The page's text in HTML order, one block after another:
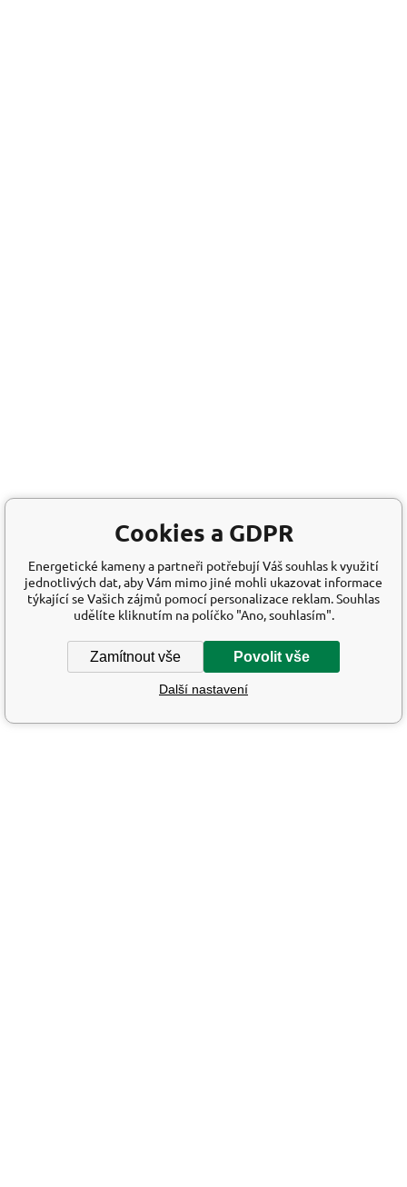
Cookies a GDPR
Energetické kameny a partneři potřebují Váš souhlas k využití
jednotlivých dat, aby Vám mimo jiné mohli ukazovat informace
týkající se Vašich zájmů pomocí personalizace reklam. Souhlas
udělíte kliknutím na políčko "Ano, souhlasím".
Zamítnout vše Povolit vše
Další nastavení